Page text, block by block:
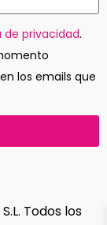
de privacidad.
los emails que
Todos los